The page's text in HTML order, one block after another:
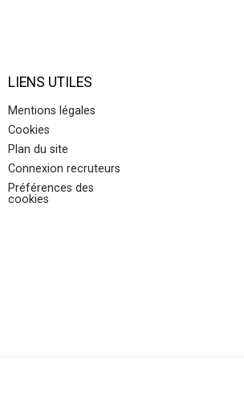
LIENS UTILES
Mentions légales
Cookies
Plan du site
Connexion recruteurs
Préférences des
cookies